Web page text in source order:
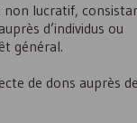
non lucratif,
d’individus ou
général.
de dons auprès